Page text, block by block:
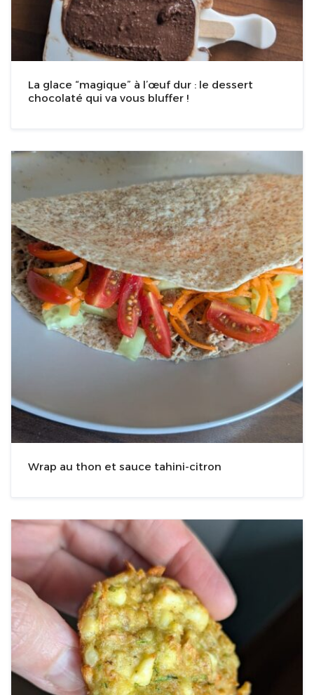
La glace “magique” à l’œuf dur : le dessert
chocolaté qui va vous bluffer !
Wrap au thon et sauce tahini-citron